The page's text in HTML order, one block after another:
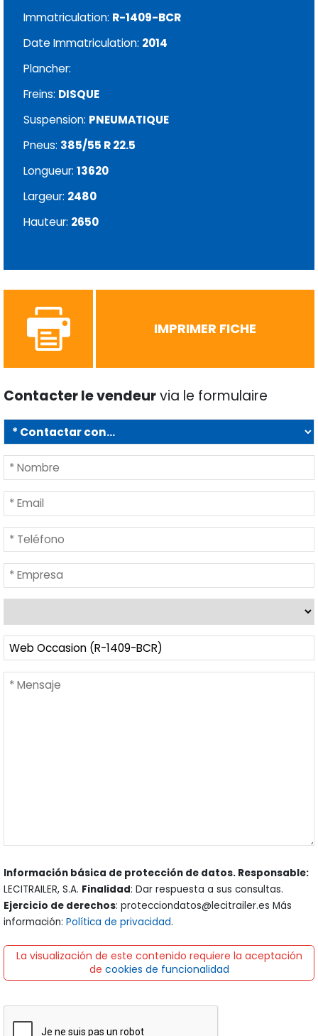
Immatriculation: R-1409-BCR
Date Immatriculation: 2014
Plancher:
Freins: DISQUE
Suspension: PNEUMATIQUE
Pneus: 385/55 R 22.5
Longueur: 13620
Largeur: 2480
Hauteur: 2650
IMPRIMER FICHE
Contacter le vendeurvia le formulaire
Información básica de protección de datos. Responsable:
LECITRAILER, S.A. Finalidad: Dar respuesta a sus consultas.
Ejercicio de derechos: protecciondatos@lecitrailer.es Más
información: Política de privacidad.
La visualización de este contenido requiere la aceptación
de cookies de funcionalidad